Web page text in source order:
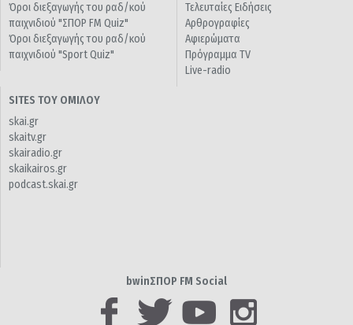
Όροι διεξαγωγής του ραδ/κού
παιχνιδιού "ΣΠΟΡ FM Quiz"
Όροι διεξαγωγής του ραδ/κού
παιχνιδιού "Sport Quiz"
Τελευταίες Ειδήσεις
Αρθρογραφίες
Αφιερώματα
Πρόγραμμα TV
Live-radio
SITES ΤΟΥ ΟΜΙΛΟΥ
skai.gr
skaitv.gr
skairadio.gr
skaikairos.gr
podcast.skai.gr
bwinΣΠΟΡ FM Social